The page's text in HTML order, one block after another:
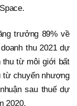
trưởng 89% về
thu 2021 dự
thu từ môi giới bất
từ chuyển nhượng
sau thuế dự
2020.